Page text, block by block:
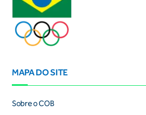
MAPA DO SITE
Sobre o COB